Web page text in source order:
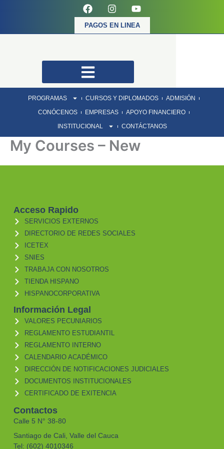
F
a
c
e
o
k
I
n
s
t
r
Y
o
u
t
PAGOS EN LINEA
PROGRAMAS CURSOS Y DIPLOMADOS
ADMISIÓN
CONÓCENOS
EMPRESAS
APOYO FINANCIERO
INSTITUCIONAL
CONTÁCTANOS
My Courses – New
Acceso Rapido
SERVICIOS EXTERNOS
DIRECTORIO DE REDES SOCIALES
ICETEX
SNIES
TRABAJA CON NOSOTROS
TIENDA HISPANO
HISPANOCORPORATIVA
Información Legal
VALORES PECUNIARIOS
REGLAMENTO ESTUDIANTIL
REGLAMENTO INTERNO
CALENDARIO ACADÉMICO
DIRECCIÓN DE NOTIFICACIONES JUDICIALES
DOCUMENTOS INSTITUCIONALES
CERTIFICADO DE EXITENCIA
Contactos
Calle 5 N° 38-80
Santiago de Cali, Valle del Cauca
Tel: (602) 4010346